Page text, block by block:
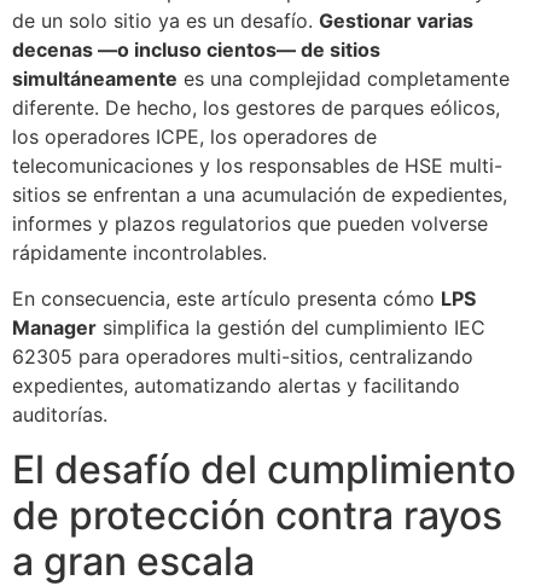
de un solo sitio ya es un desafío. Gestionar varias
decenas —o incluso cientos— de sitios
simultáneamente es una complejidad completamente
diferente. De hecho, los gestores de parques eólicos,
los operadores ICPE, los operadores de
telecomunicaciones y los responsables de HSE multi-
sitios se enfrentan a una acumulación de expedientes,
informes y plazos regulatorios que pueden volverse
rápidamente incontrolables.
En consecuencia, este artículo presenta cómo LPS
Manager simplifica la gestión del cumplimiento IEC
62305 para operadores multi-sitios, centralizando
expedientes, automatizando alertas y facilitando
auditorías.
El desafío del cumplimiento
de protección contra rayos
a gran escala